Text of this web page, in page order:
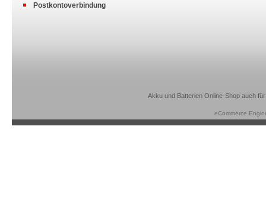
Postkontoverbindung
Akku und Batterien Online-Shop auch
eCommerce